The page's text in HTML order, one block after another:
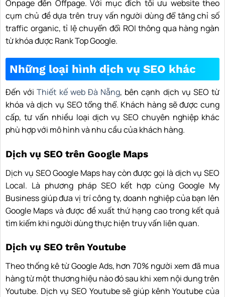
Onpage đến Offpage. Với mục đích tối ưu website theo
cụm chủ đề dựa trên truy vấn người dùng để tăng chỉ số
traffic organic, tỉ lệ chuyển đổi ROI thông qua hàng ngàn
từ khóa được Rank Top Google.
Những loại hình dịch vụ SEO khác
Đến vớiThiết kế web Đà Nẵng, bên cạnh dịch vụ SEO từ
khóa và dịch vụ SEO tổng thể. Khách hàng sẽ được cung
cấp, tư vấn nhiều loại dịch vụ SEO chuyên nghiệp khác
phù hợp với mô hình và nhu cầu của khách hàng.
Dịch vụ SEO trên Google Maps
Dịch vụ SEO Google Maps hay còn được gọi là dịch vụ SEO
Local. Là phương pháp SEO kết hợp cùng Google My
Business giúp đưa vị trí công ty, doanh nghiệp của bạn lên
Google Maps và được đề xuất thứ hạng cao trong kết quả
tìm kiếm khi người dùng thực hiện truy vấn liên quan.
Dịch vụ SEO trên Youtube
Theo thống kê từ Google Ads, hơn 70% người xem đã mua
hàng từ một thương hiệu nào đó sau khi xem nội dung trên
Youtube. Dịch vụ SEO Youtube sẽ giúp kênh Youtube của